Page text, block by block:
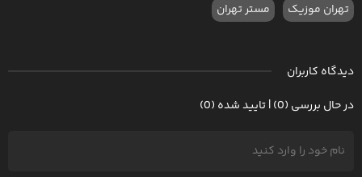
تهران موزیک مستر تهران
دیدگاه کاربران
در حال بررسی (0) | تایید شده (0)